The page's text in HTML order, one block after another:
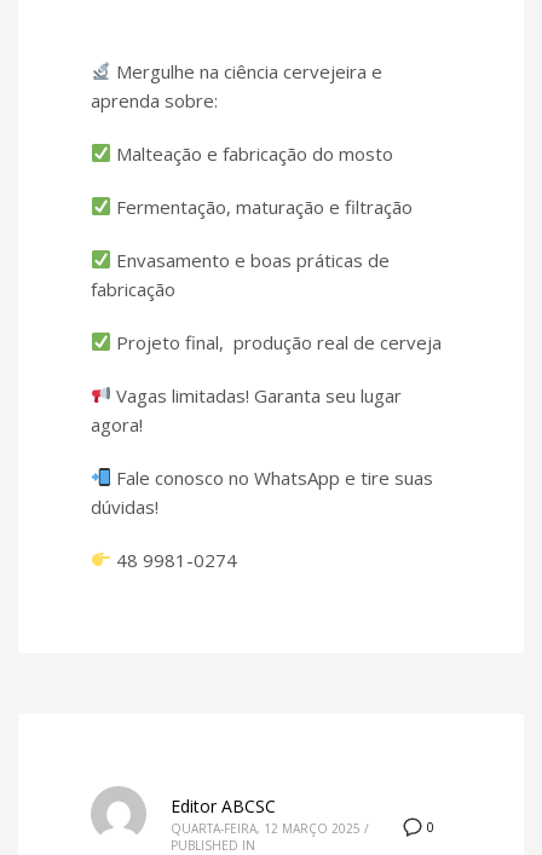
Mergulhe na ciência cervejeira e
aprenda sobre:
Malteação e fabricação do mosto
Fermentação, maturação e filtração
Envasamento e boas práticas de
fabricação
Projeto final, produção real de cerveja
Vagas limitadas! Garanta seu lugar
agora!
Fale conosco no WhatsApp e tire suas
dúvidas!
48 9981-0274
0
Editor ABCSC
QUARTA-FEIRA, 12 MARÇO 2025 /
PUBLISHED IN